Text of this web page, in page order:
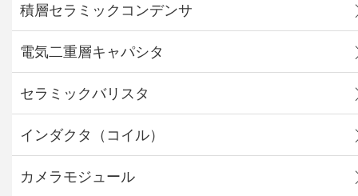
積層セラミックコンデンサ
電気二重層キャパシタ
セラミックバリスタ
インダクタ（コイル）
カメラモジュール